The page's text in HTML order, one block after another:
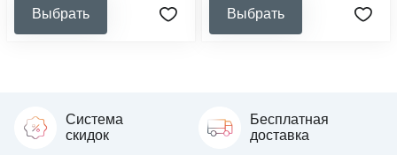
Выбрать Выбрать
Система
скидок
Бесплатная
доставка